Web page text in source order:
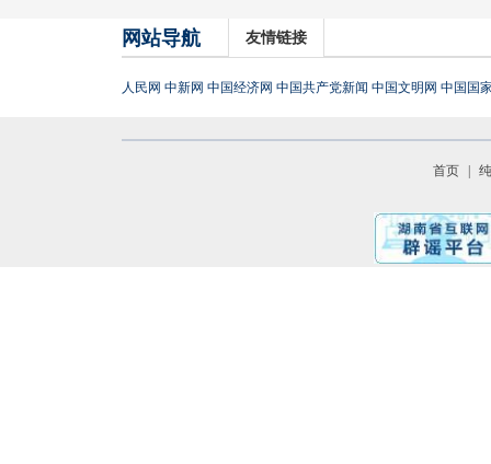
网站导航 友情链接
人民网 中新网 中国经济网 中国共产党新闻 中国文明网 中国国
首页